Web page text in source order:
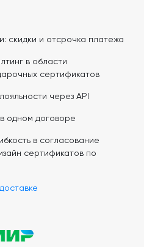
скидки и отсрочка платежа
в области
сертификатов
через API
одном договоре
в согласование
сертификатов по